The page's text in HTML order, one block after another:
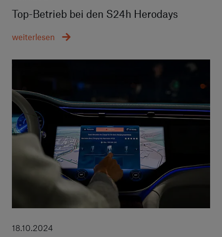
Top-Betrieb bei den S24h Herodays
weiterlesen
18.10.2024